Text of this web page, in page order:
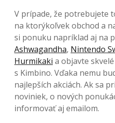
V prípade, že potrebujete
na ktorýkoľvek obchod a
si ponuku napríklad aj na
Ashwagandha, Nintendo
Hurmikaki a objavte
s Kimbino. Vďaka nemu
najlepších akciách. Ak sa
noviniek, o nových
informovať aj emailom.